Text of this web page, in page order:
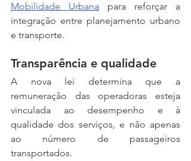
Mobilidade Urbana para reforçar a
integração entre planejamento urbano
e transporte.
Transparência e qualidade
A nova lei determina que a
remuneração das operadoras esteja
vinculada ao desempenho e à
qualidade dos serviços, e não apenas
ao número de passageiros
transportados.